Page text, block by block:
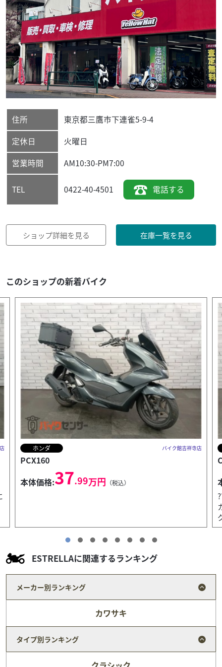
住所 東京都三鷹市下連雀5-9-4
定休日
火曜日
営業時間
AM10:30-PM7:00
TEL 0422-40-4501 電話する
ショップ詳細を見る 在庫一覧を見る
このショップの新着バイク
ホンダ バイク館吉祥寺店
CB125R
本体価格:27.90万円 （税込）
ESTRELLAに関連するランキング
メーカー別ランキング
カワサキ
タイプ別ランキング